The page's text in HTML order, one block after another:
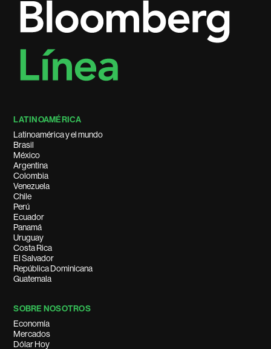
LATINOAMÉRICA
Latinoamérica y el mundo
Brasil
México
Argentina
Colombia
Venezuela
Chile
Perú
Ecuador
Panamá
Uruguay
Costa Rica
El Salvador
República Dominicana
Guatemala
SOBRE NOSOTROS
Economía
Mercados
Dólar Hoy